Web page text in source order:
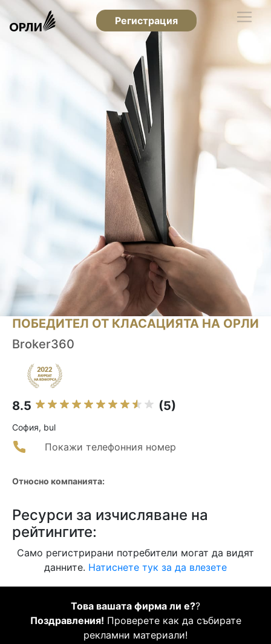
Регистрация
ПОБЕДИТЕЛ ОТ КЛАСАЦИЯТА НА ОРЛИ
Broker360
8.5 (5)
София, bul
Покажи телефонния номер
Относно компанията:
Ресурси за изчисляване на
рейтингите:
Само регистрирани потребители могат да видят
данните. Натиснете тук за да влезете
Това вашата фирма ли е??
Поздравления! Проверете как да събирате
рекламни материали!